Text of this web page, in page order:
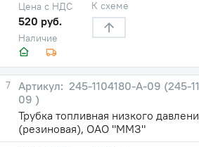
Наличие
Цена с НДС
520 руб.
К схеме
7
245-1104180-А-09 (245-
09 )
Трубка топливная низкого
(резиновая), ОАО "ММЗ"